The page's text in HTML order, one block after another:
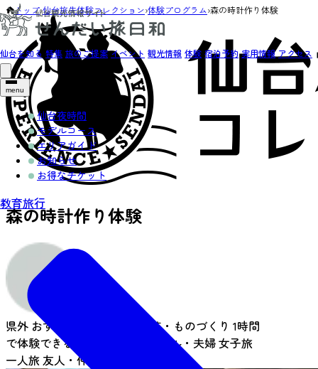
仙台を知る 特集 旅のご提案 イベント 観光情報 体験 宿泊予約 実用情報 アクセス
menu
仙台夜時間
モデルコース
エリアガイド
お知らせ
お得なチケット
教育旅行
トップ›仙台旅先体験コレクション›体験プログラム›森の時計作り体験
森の時計作り体験
県外 おすすめ 伝統工芸・ものづくり 1時間
で体験できる
カップル・夫婦女子旅
一人旅友人・仲間